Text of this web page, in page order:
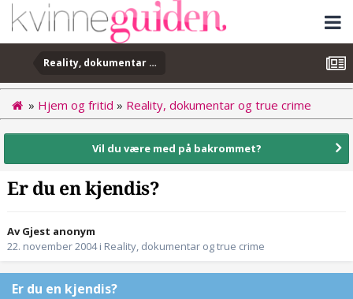
Reality, dokumentar og true crime
» Hjem og fritid » Reality, dokumentar og true crime
Vil du være med på bakrommet?
Er du en kjendis?
Av Gjest anonym
22. november 2004i Reality, dokumentar og true crime
Er du en kjendis?